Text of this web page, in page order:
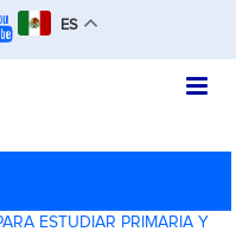
ES
ESTUDIAR PRIMARIA Y